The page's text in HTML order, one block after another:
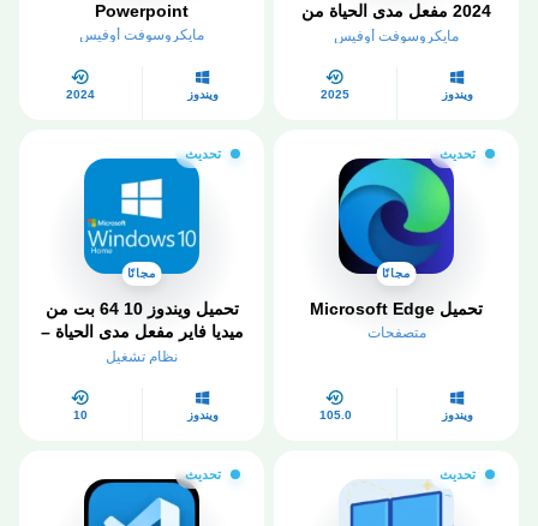
2024 مفعل مدى الحياة من
ميديا ​​فاير
مايكروسوفت أوفيس
ويندوز 2025
Powerpoint
مايكروسوفت أوفيس
ويندوز 2024
تحديث
مجانًا
تحميل Microsoft Edge
متصفحات
ويندوز 105.0
تحديث
مجانًا
تحميل ويندوز 10 64 بت من
ميديا ​​فاير مفعل مدى الحياة –
2026
نظام تشغيل
ويندوز 10
تحديث تحديث